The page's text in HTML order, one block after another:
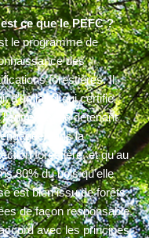
ce que le PEFC ?
le programme de
des
forestières. Il
d’un label qui certifie
l’entreprise le détenant
dans la
forestière, et qu’au
80% du bois qu’elle
est bien issu de forêts
de façon responsable.
avec les principes